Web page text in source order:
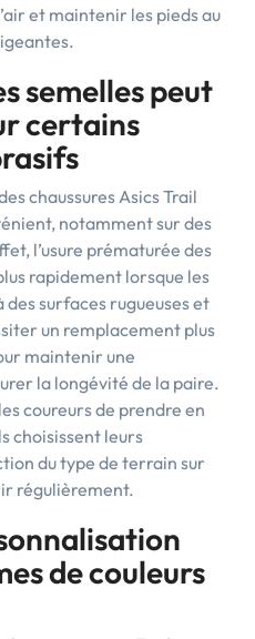
et maintenir les pieds au
semelles peut
certains
chaussures Asics Trail
notamment sur des
l’usure prématurée des
rapidement lorsque les
des surfaces rugueuses et
un remplacement plus
maintenir une
la longévité de la paire.
coureurs de prendre en
choisissent leurs
du type de terrain sur
régulièrement.
de couleurs